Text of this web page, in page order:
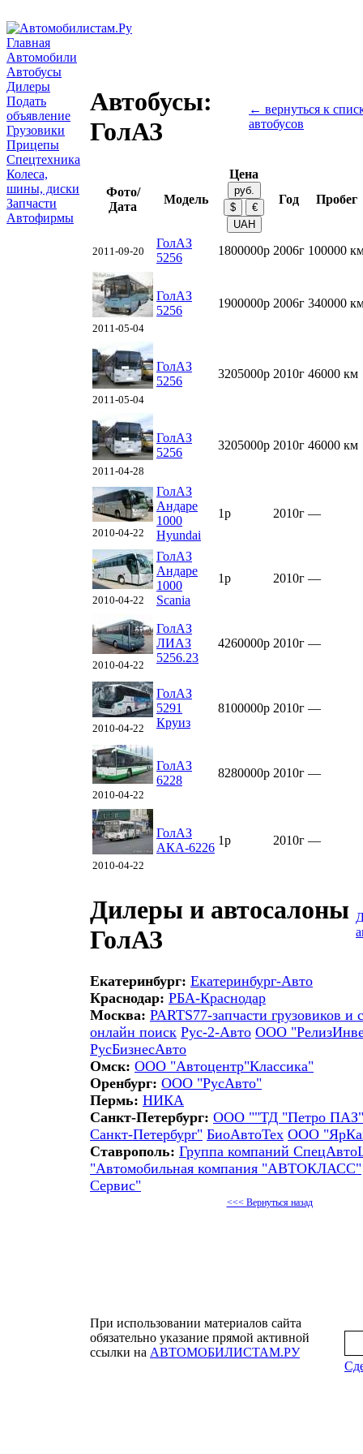
Главная
Автомобили
Автобусы
Дилеры
Подать
объявление
Грузовики
Прицепы
Спецтехника
Колеса,
шины, диски
Запчасти
Автофирмы
Автобусы:
ГолАЗ
← вернуться к
автобусов
Фото/
Дата
Модель
Цена
Год
Пробег
2011-09-20
ГолАЗ
5256
1800000р 2006г 100000
2011-05-04
ГолАЗ
5256
1900000р 2006г 340000
2011-05-04
ГолАЗ
5256
3205000р 2010г 46000 км
2011-04-28
ГолАЗ
5256
3205000р 2010г 46000 км
2010-04-22
ГолАЗ
Андаре
1000
Hyundai
1р 2010г —
2010-04-22
ГолАЗ
Андаре
1000
Scania
1р 2010г —
2010-04-22
ГолАЗ
ЛИАЗ
5256.23
4260000р 2010г —
2010-04-22
ГолАЗ
5291
Круиз
8100000р 2010г —
2010-04-22
ГолАЗ
6228
8280000р 2010г —
2010-04-22
ГолАЗ
АКА-6226
1р 2010г —
Дилеры и автосалоны
ГолАЗ
Екатеринбург: Екатеринбург-Авто
Краснодар: РБА-Краснодар
Москва: PARTS77-запчасти грузовиков и
онлайн поиск Рус-2-Авто ООО
РусБизнесАвто
Омск: ООО "Автоцентр"Классика"
Оренбург: ООО "РусАвто"
Пермь: НИКА
Санкт-Петербург: ООО ""ТД "Петро ПАЗ"
Санкт-Петербург" БиоАвтоТех ООО
Ставрополь: Группа компаний
"Автомобильная компания "АВТОКЛАСС"
Сервис"
<<< Вернуться назад
При использовании материалов сайта
обязательно указание прямой активной
ссылки на АВТОМОБИЛИСТАМ.РУ